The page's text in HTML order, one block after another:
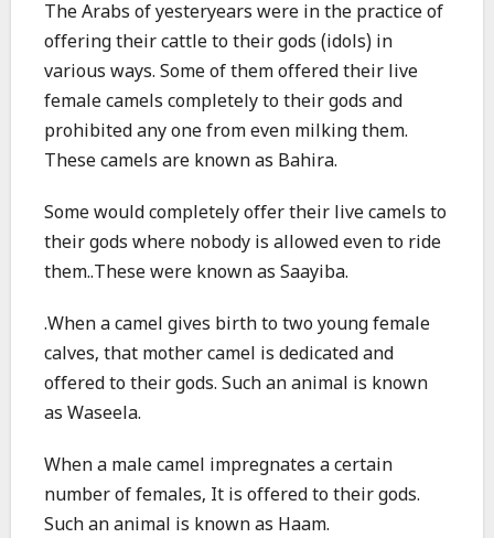
The Arabs of yesteryears were in the practice of
offering their cattle to their gods (idols) in
various ways. Some of them offered their live
female camels completely to their gods and
prohibited any one from even milking them.
These camels are known as Bahira.
Some would completely offer their live camels to
their gods where nobody is allowed even to ride
them..These were known as Saayiba.
.When a camel gives birth to two young female
calves, that mother camel is dedicated and
offered to their gods. Such an animal is known
as Waseela.
When a male camel impregnates a certain
number of females, It is offered to their gods.
Such an animal is known as Haam.